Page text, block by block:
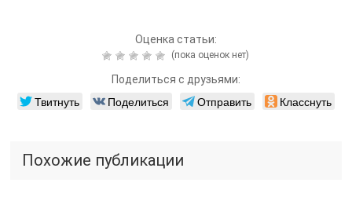
Оценка статьи:
(пока оценок нет)
Поделиться с друзьями:
Твитнуть Поделиться Отправить Класснуть
Похожие публикации